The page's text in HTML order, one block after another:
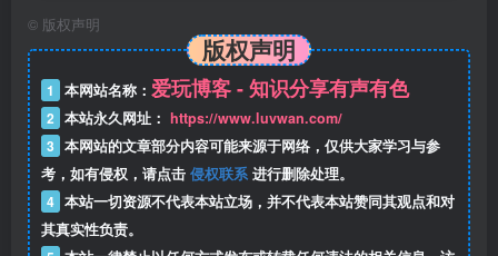
© 版权声明
版权声明
1 本网站名称： 爱玩博客 - 知识分享有声有色
2 本站永久网址： https://www.luvwan.com/
3 本网站的文章部分内容可能来源于网络，仅供大家学习与参
考，如有侵权，请点击 侵权联系 进行删除处理。
4 本站一切资源不代表本站立场，并不代表本站赞同其观点和对
其真实性负责。